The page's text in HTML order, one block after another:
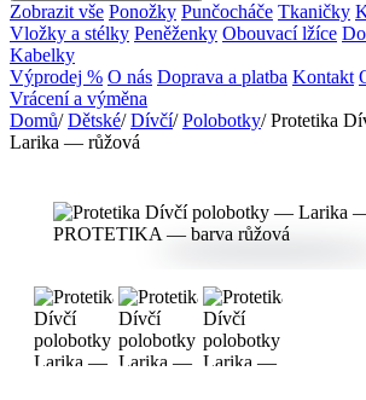
Zobrazit vše Ponožky Punčocháče Tkaničky
Vložky a stélky Peněženky Obouvací lžíce
Kabelky
Výprodej % O nás Doprava a platba Kontakt
Vrácení a výměna
Domů/ Dětské/ Dívčí/ Polobotky/ Protetika
Larika — růžová